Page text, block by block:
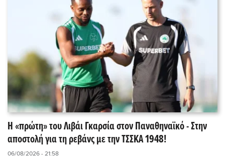
Η «πρώτη» του Λιβάι Γκαρσία στον Παναθηναϊκό - Στην
αποστολή για τη ρεβάνς με την ΤΣΣΚΑ 1948!
06/08/2026 - 21:58